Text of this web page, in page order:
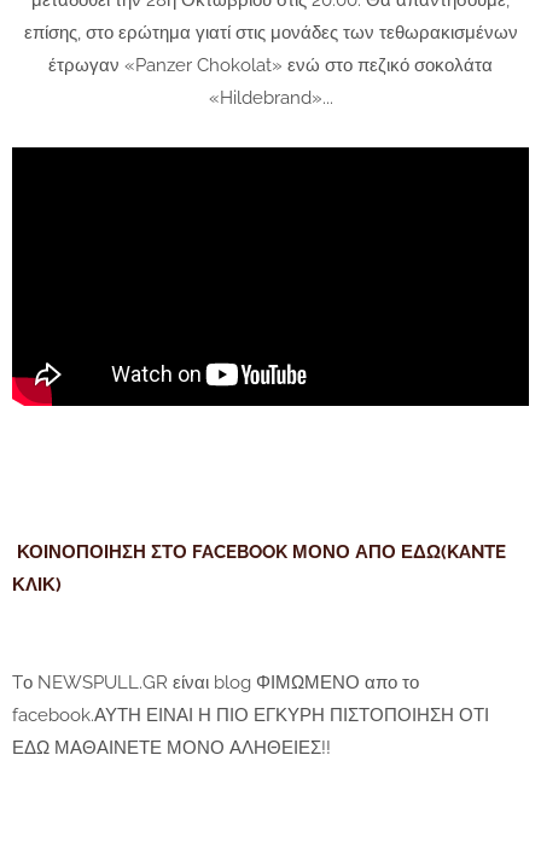
επίσης, στο ερώτημα γιατί στις μονάδες των τεθωρακισμένων
έτρωγαν «Panzer Chokolat» ενώ στο πεζικό σοκολάτα
«Hildebrand»...
ΚΟΙΝΟΠΟΙΗΣΗ ΣΤΟ FACEBOOK ΜΟΝΟ ΑΠΟ ΕΔΩ(KANTE
ΚΛΙΚ)
Tο NEWSPULL.GR είναι blog ΦΙΜΩΜΕΝΟ απο το
facebook.ΑΥΤΗ ΕΙΝΑΙ Η ΠΙΟ ΕΓΚΥΡΗ ΠΙΣΤΟΠΟΙΗΣΗ ΟΤΙ
ΕΔΩ ΜΑΘΑΙΝΕΤΕ ΜΟΝΟ ΑΛΗΘΕΙΕΣ!!